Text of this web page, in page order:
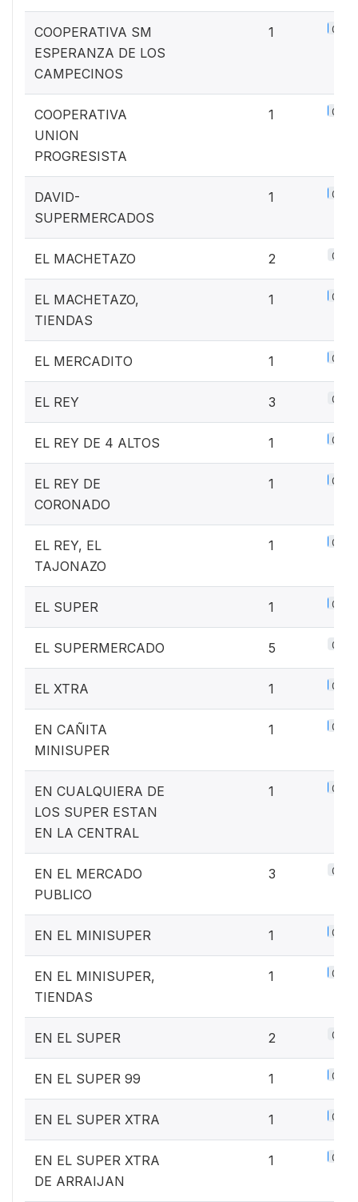
COOPERATIVA SM
ESPERANZA DE LOS
CAMPECINOS
1 0.1%
COOPERATIVA
UNION
PROGRESISTA
1 0.1%
DAVID-
SUPERMERCADOS
1 0.1%
EL MACHETAZO 2 0.3%
EL MACHETAZO,
TIENDAS
1 0.1%
EL MERCADITO 1 0.1%
EL REY 3 0.4%
EL REY DE 4 ALTOS 1 0.1%
EL REY DE
CORONADO
1 0.1%
EL REY, EL
TAJONAZO
1 0.1%
EL SUPER 1 0.1%
EL SUPERMERCADO 5 0.6%
EL XTRA 1 0.1%
EN CAÑITA
MINISUPER
1 0.1%
EN CUALQUIERA DE
LOS SUPER ESTAN
EN LA CENTRAL
1 0.1%
EN EL MERCADO
PUBLICO
3 0.4%
EN EL MINISUPER 1 0.1%
EN EL MINISUPER,
TIENDAS
1 0.1%
EN EL SUPER 2 0.3%
EN EL SUPER 99 1 0.1%
EN EL SUPER XTRA 1 0.1%
EN EL SUPER XTRA
DE ARRAIJAN
1 0.1%